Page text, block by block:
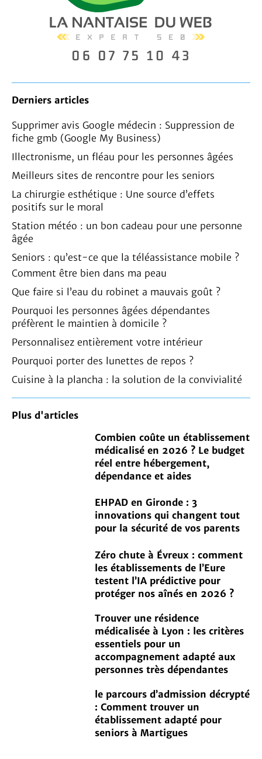
Derniers articles
Supprimer avis Google médecin : Suppression de
fiche gmb (Google My Business)
Illectronisme, un fléau pour les personnes âgées
Meilleurs sites de rencontre pour les seniors
La chirurgie esthétique : Une source d’effets
positifs sur le moral
Station météo : un bon cadeau pour une personne
âgée
Seniors : qu’est-ce que la téléassistance mobile ?
Comment être bien dans ma peau
Que faire si l’eau du robinet a mauvais goût ?
Pourquoi les personnes âgées dépendantes
préfèrent le maintien à domicile ?
Personnalisez entièrement votre intérieur
Pourquoi porter des lunettes de repos ?
Cuisine à la plancha : la solution de la convivialité
Plus d'articles
Combien coûte un établissement
médicalisé en 2026 ? Le budget
réel entre hébergement,
dépendance et aides
EHPAD en Gironde : 3
innovations qui changent tout
pour la sécurité de vos parents
Zéro chute à Évreux : comment
les établissements de l’Eure
testent l’IA prédictive pour
protéger nos aînés en 2026 ?
Trouver une résidence
médicalisée à Lyon : les critères
essentiels pour un
accompagnement adapté aux
personnes très dépendantes
le parcours d’admission décrypté
: Comment trouver un
établissement adapté pour
seniors à Martigues